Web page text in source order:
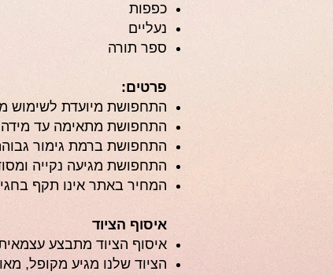
כפפות
נעליים
ספר תורה
פרטים:
התחפושת מיועדת לשימוש
התחפושת מתאימה עד מידה L
התחפושת ברמת גימור
התחפושת מגיעה נקייה
המחיר באתר אינו תקף
איסוף הציוד
איסוף הציוד מתבצע
הציוד שלנו מגיע מקופל,